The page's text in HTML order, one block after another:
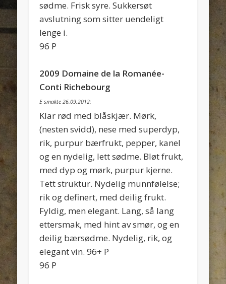
sødme. Frisk syre. Sukkersøt
avslutning som sitter uendeligt
lenge i.
96 P
2009 Domaine de la Romanée-
Conti Richebourg
E smakte 26.09.2012:
Klar rød med blåskjær. Mørk,
(nesten svidd), nese med superdyp,
rik, purpur bærfrukt, pepper, kanel
og en nydelig, lett sødme. Bløt frukt,
med dyp og mørk, purpur kjerne.
Tett struktur. Nydelig munnfølelse;
rik og definert, med deilig frukt.
Fyldig, men elegant. Lang, så lang
ettersmak, med hint av smør, og en
deilig bærsødme. Nydelig, rik, og
elegant vin. 96+ P
96 P